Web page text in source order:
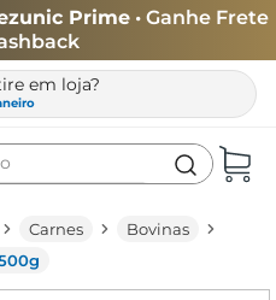
Prime • Ganhe Frete
em loja?
Carnes
Bovinas